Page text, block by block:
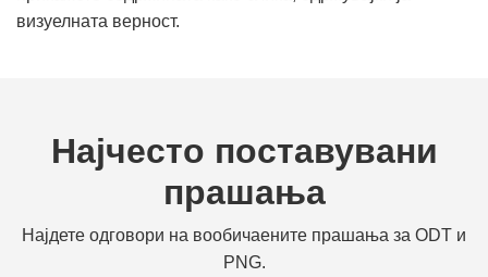
визуелната верност.
Најчесто поставувани
прашања
Најдете одговори на вообичаените прашања за ODT и
PNG.